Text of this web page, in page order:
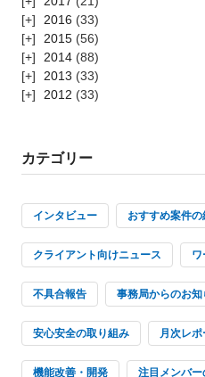
2016 (33)
2015 (56)
2014 (88)
2013 (33)
2012 (33)
カテゴリー
インタビュー おすすめ案件の
クライアント向けニュース ワ
不具合報告 事務局からのお知
安心安全の取り組み 月次レポ
機能改善・開発 注目メンバー